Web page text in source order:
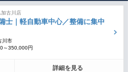
加古川店
士｜軽自動車中心／整備に集中
川市
～350,000円
詳細を見る